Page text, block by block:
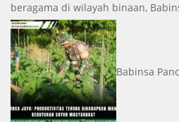
beragama di wilayah binaan,
Babinsa